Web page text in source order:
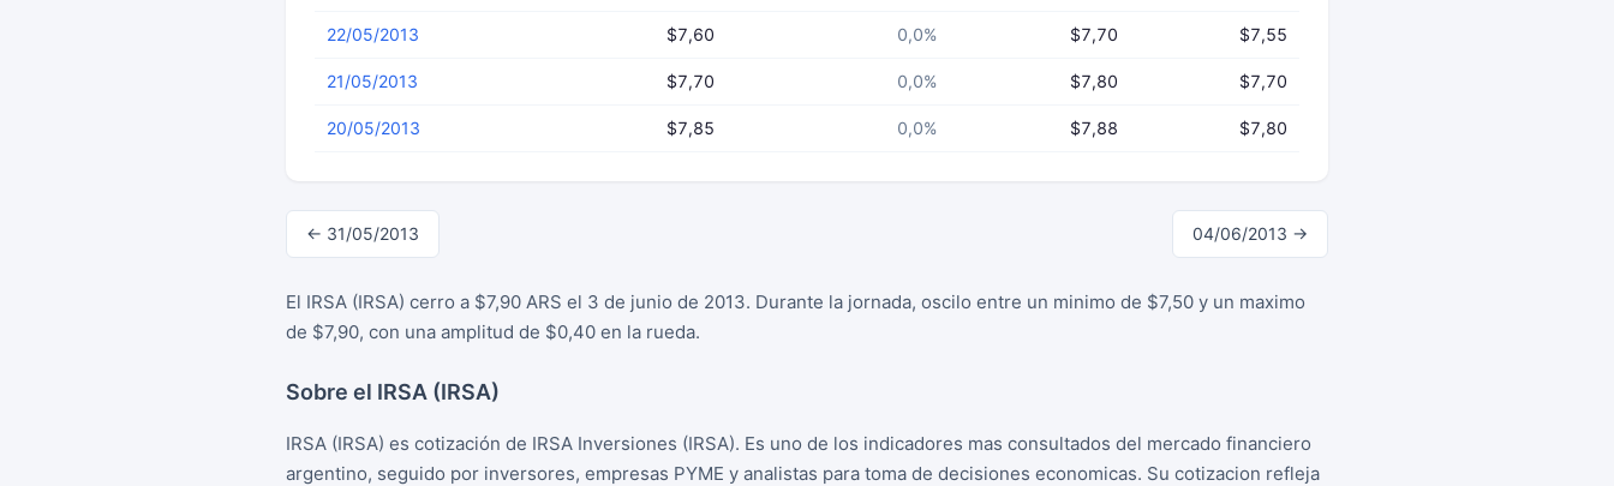
22/05/2013 $7,60 0,0% $7,70 $7,55
21/05/2013 $7,70 0,0% $7,80 $7,70
20/05/2013 $7,85 0,0% $7,88 $7,80
← 31/05/2013 04/06/2013 →
El IRSA (IRSA) cerro a $7,90 ARS el 3 de junio de 2013. Durante la jornada, oscilo entre un minimo de $7,50 y un maximo
de $7,90, con una amplitud de $0,40 en la rueda.
Sobre el IRSA (IRSA)
IRSA (IRSA) es cotización de IRSA Inversiones (IRSA). Es uno de los indicadores mas consultados del mercado financiero
argentino, seguido por inversores, empresas PYME y analistas para toma de decisiones economicas. Su cotizacion refleja